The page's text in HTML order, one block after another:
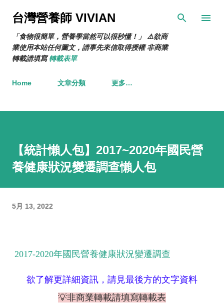
跳到主要內容
台灣營養師 VIVIAN
「食物很簡單，營養學當然可以很秒懂！」 ⚠️欲商
業使用本站任何圖文，請事先來信取得授權 非商業
轉載請填寫轉載表單
Home 文章分類 更多…
【統計懶人包】2017~2020年國民營
養健康狀況變遷調查懶人包
5月 13, 2022
2017-2020年國民營養健康狀況變遷調查
欲了解更詳細資訊，請見最後方的文字資料
💡非商業轉載請填寫轉載表